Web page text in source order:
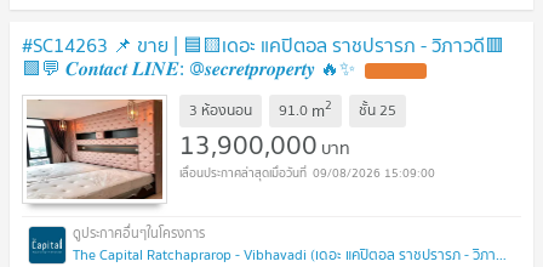
#SC14263 📌 ขาย | 🟦🟨เดอะ แคปิตอล ราชปรารภ - วิภาวดี🟥
🟩💬 𝑪𝒐𝒏𝒕𝒂𝒄𝒕 𝑳𝑰𝑵𝑬: @𝒔𝒆𝒄𝒓𝒆𝒕𝒑𝒓𝒐𝒑𝒆𝒓𝒕𝒚 🔥✨
3 ห้องนอน 91.0 m2 ชั้น25
13,900,000 บาท
09/08/2026 15:09:00
The Capital Ratchaprarop - Vibhavadi (เดอะ แคปิตอล ราชปรารภ - วิภาวดี)